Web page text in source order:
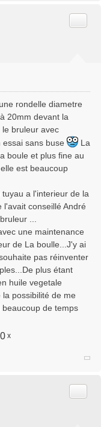
rondelle diametre
20mm devant la
bruleur avec
sans buse
La
boule et plus fine au
est beaucoup
a l'interieur de la
conseillé André
...
une maintenance
de La boulle...J'y ai
pas réinventer
plus étant
huile vegetale
possibilité de me
de temps
0 x